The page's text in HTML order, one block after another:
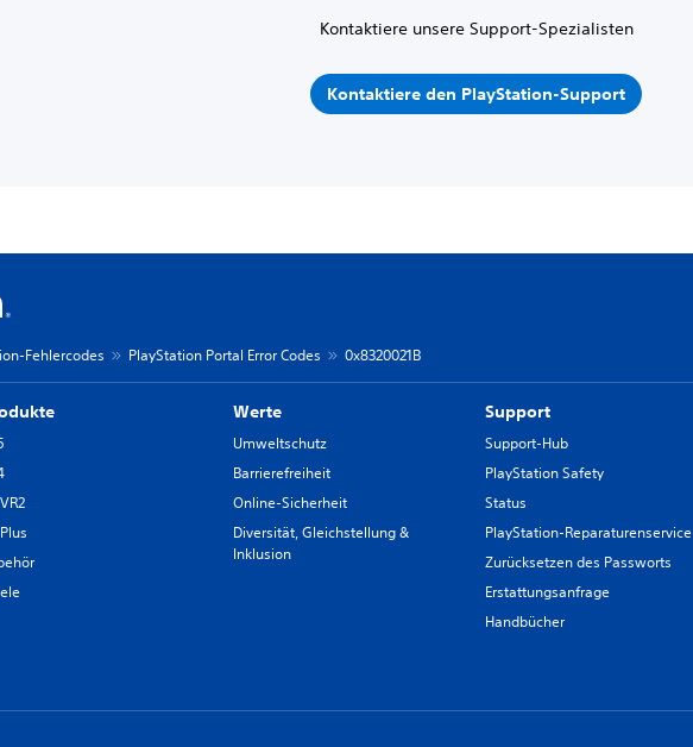
Kontaktiere unsere Support-Spezialisten
Kontaktiere den PlayStation-Support
Fehlercodes PlayStation Portal Error Codes 0x8320021B
Werte
Umweltschutz
Barrierefreiheit
Online-Sicherheit
Diversität, Gleichstellung &
Inklusion
Support
Support-Hub
PlayStation Safety
Status
PlayStation-Reparaturenservice
Zurücksetzen des Passworts
Erstattungsanfrage
Handbücher